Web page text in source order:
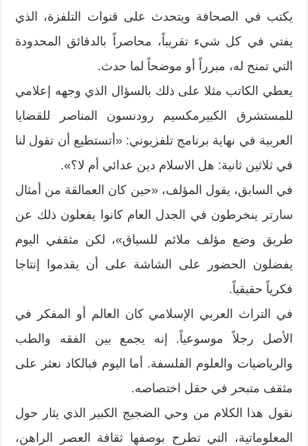
يكتب في الصحافة ويتحدث على قنوات التلفزة، الذي
يفتي في كل شيء تقريباً، محاصراً بالدقائق المحدودة
التي تمنح له، مبرراً أو موضحاً لما حدث.
يعطي الكاتب مثلا على ذلك بالسؤال الذي وجهه إعلامي
للمستشرق الكبيرمكسيم رودنسون المناصر للقضايا
العربية في نهاية برنامج تلفزيوني: «أتستطيع أن تقول لنا
في ثلاثين ثانية: هل الاسلام دين عدائي أم لا؟».
في السابق، يقول المؤلف، «حين كان العمالقة من أمثال
سارتر ينخرطون في الجدل العام كانوا يفعلون ذلك عن
طريق وضع مؤلف ملائم للسياق»، لكن مثقفي اليوم
يفضلون الحضور على الشاشة على أن يقدموا إنتاجا
فكرياً حقيقياً.
في التراث العربي الإسلامي كان العالم أو المفكر في
الأصل رجلاً موسوعياً. إنه يجمع بين الفقه والطب
والرياضيات والعلوم الفلسفة. أما اليوم فبالكاد نعثر على
مثقف متبحر في حقل اختصاصه.
نقول هذا الكلام من وحي الضجيج الكبير الذي يثار حول
المعلوماتية، التي تطرح بوصفها ثقافة العصر الراهن،